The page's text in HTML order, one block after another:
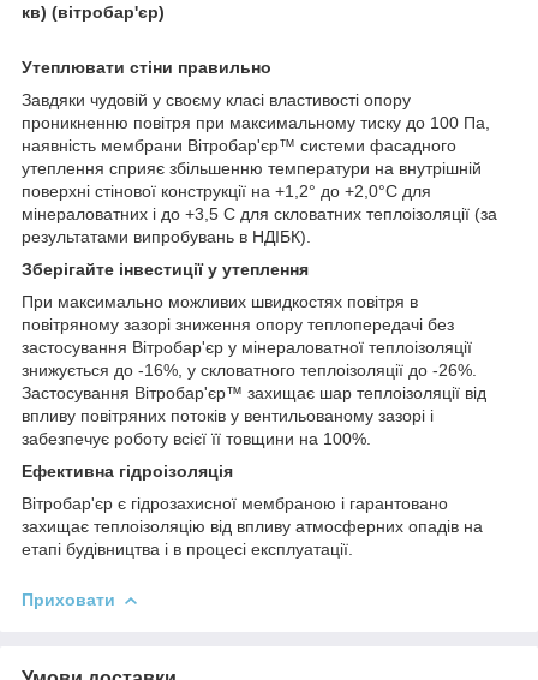
кв) (вітробар'єр)
Утеплювати стіни правильно
Завдяки чудовій у своєму класі властивості опору
проникненню повітря при максимальному тиску до 100 Па,
наявність мембрани Вітробар'єр™ системи фасадного
утеплення сприяє збільшенню температури на внутрішній
поверхні стінової конструкції на +1,2° до +2,0°С для
мінераловатних і до +3,5 С для скловатних теплоізоляції (за
результатами випробувань в НДІБК).
Зберігайте інвестиції у утеплення
При максимально можливих швидкостях повітря в
повітряному зазорі зниження опору теплопередачі без
застосування Вітробар'єр у мінераловатної теплоізоляції
знижується до -16%, у скловатного теплоізоляції до -26%.
Застосування Вітробар'єр™ захищає шар теплоізоляції від
впливу повітряних потоків у вентильованому зазорі і
забезпечує роботу всієї її товщини на 100%.
Ефективна гідроізоляція
Вітробар'єр є гідрозахисної мембраною і гарантовано
захищає теплоізоляцію від впливу атмосферних опадів на
етапі будівництва і в процесі експлуатації.
Приховати